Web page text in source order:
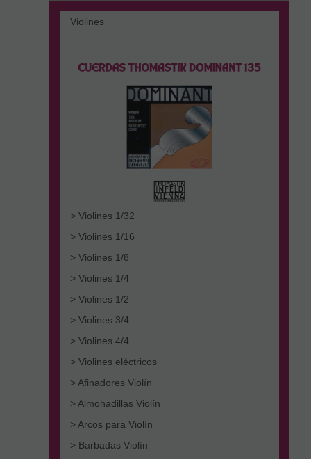
Violines
> Violines 1/32
> Violines 1/16
> Violines 1/8
> Violines 1/4
> Violines 1/2
> Violines 3/4
> Violines 4/4
> Violines eléctricos
> Afinadores Violín
> Almohadillas Violín
> Arcos para Violín
> Barbadas Violín